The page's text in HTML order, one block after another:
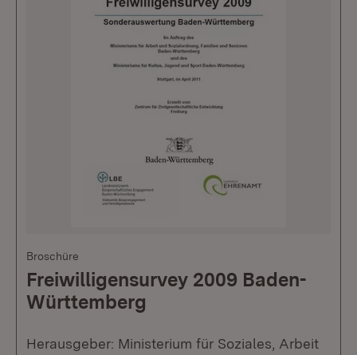
Broschüre
Freiwilligensurvey 2009 Baden-
Württemberg
Herausgeber: Ministerium für Soziales, Arbeit